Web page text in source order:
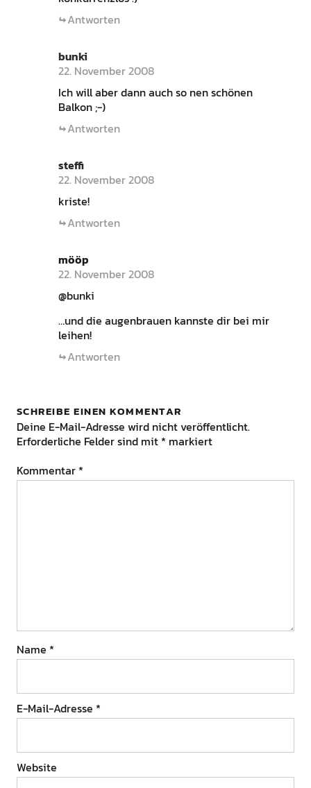
Antworten
bunki
22. November 2008
Ich will aber dann auch so nen schönen
Balkon ;-)
Antworten
steffi
22. November 2008
kriste!
Antworten
mööp
22. November 2008
@bunki
…und die augenbrauen kannste dir bei mir
leihen!
Antworten
SCHREIBE EINEN KOMMENTAR
Deine E-Mail-Adresse wird nicht veröffentlicht.
Erforderliche Felder sind mit * markiert
Kommentar *
Name *
E-Mail-Adresse *
Website